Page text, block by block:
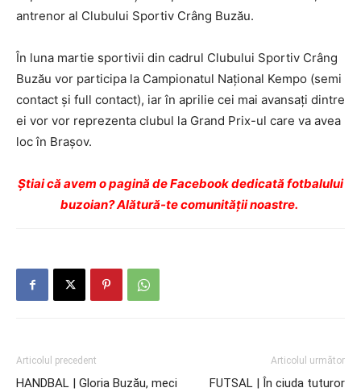
antrenor al Clubului Sportiv Crâng Buzău.
În luna martie sportivii din cadrul Clubului Sportiv Crâng
Buzău vor participa la Campionatul Național Kempo (semi
contact și full contact), iar în aprilie cei mai avansați dintre
ei vor vor reprezenta clubul la Grand Prix-ul care va avea
loc în Brașov.
Ştiai că avem o pagină de Facebook dedicată fotbalului
buzoian? Alătură-te comunității noastre.
Articolul precedent
HANDBAL | Gloria Buzău, meci
Articolul următor
FUTSAL | În ciuda tuturor